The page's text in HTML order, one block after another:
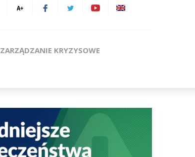
ZARZĄDZANIE KRYZYSOWE